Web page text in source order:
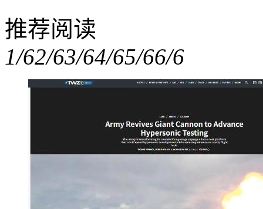
推荐阅读
1/62/63/64/65/66/6